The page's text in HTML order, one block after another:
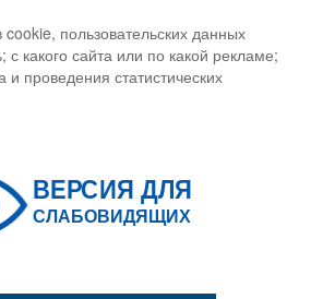
пользовательских данных
какого сайта или по какой рекламе;
проведения статистических